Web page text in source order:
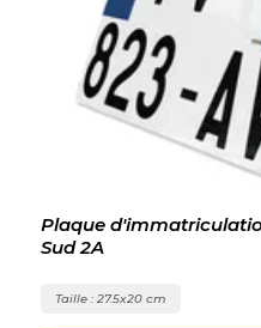
Plaque
Sud 2A
Taille : 27.5x20 cm